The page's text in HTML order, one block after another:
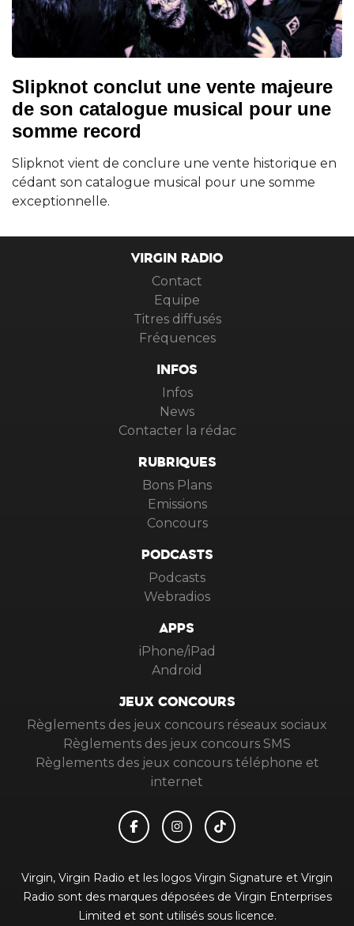
Slipknot conclut une vente majeure
de son catalogue musical pour une
somme record
Slipknot vient de conclure une vente historique en
cédant son catalogue musical pour une somme
exceptionnelle.
VIRGIN RADIO
Contact
Equipe
Titres diffusés
Fréquences
INFOS
Infos
News
Contacter la rédac
RUBRIQUES
Bons Plans
Emissions
Concours
PODCASTS
Podcasts
Webradios
APPS
iPhone/iPad
Android
JEUX CONCOURS
Règlements des jeux concours réseaux sociaux
Règlements des jeux concours SMS
Règlements des jeux concours téléphone et
internet
Virgin, Virgin Radio et les logos Virgin Signature et Virgin
Radio sont des marques déposées de Virgin Enterprises
Limited et sont utilisés sous licence.